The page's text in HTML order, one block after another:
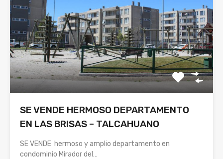
SE VENDE HERMOSO DEPARTAMENTO
EN LAS BRISAS – TALCAHUANO
SE VENDE hermoso y amplio departamento en
condominio Mirador del…